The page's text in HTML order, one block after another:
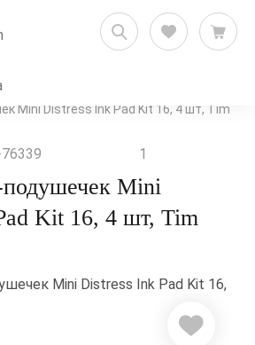
Mini Distress Ink Pad Kit 16, 4 шт, Tim
1
Mini
Kit 16, 4 шт, Tim